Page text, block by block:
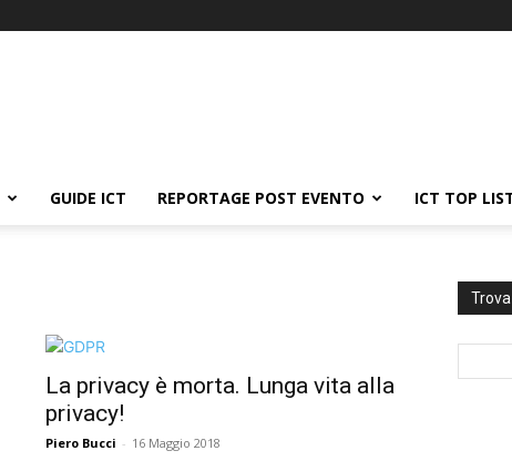
GUIDE ICT REPORTAGE POST EVENTO ICT TOP
La privacy è morta. Lunga vita alla
privacy!
Piero Bucci - 16 Maggio 2018